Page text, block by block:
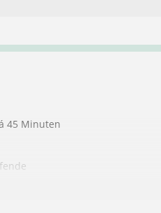
45 Minuten